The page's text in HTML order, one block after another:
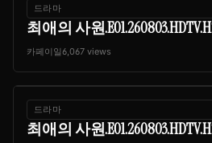
드라마
최애의 사원
카페이일6,067 views
드라마
최애의 사원